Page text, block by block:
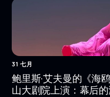
31 七月
鲍里斯·艾夫曼的《海
山大剧院上演：幕后